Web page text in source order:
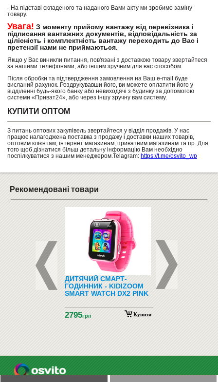
- На підставі складеного та наданого Вами акту ми зробимо заміну
товару.
Увага! З моменту прийому вантажу від перевізника і
підписання вантажних документів, відповідальність за
цілісність і комплектність вантажу переходить до Вас і
претензії нами не приймаються.
Якщо у Вас виникли питання, пов'язані з доставкою товару звертайтеся
за нашими телефонами, або іншим зручним для вас способом.
Після обробки та підтвердження замовлення на Ваш e-mail буде
висланий рахунок. Роздрукувавши його, ви можете оплатити його у
відділенні будь-якого банку або невиходячі з будинку за допомогою
системи «Приват24», або через іншу зручну вам систему.
КУПИТИ ОПТОМ
З питань оптових закупівель звертайтеся у відділ продажів. У нас
працює налагоджена поставка з продажу і доставки наших товарів,
оптовим клієнтам, інтернет магазинам, приватним магазинам та пр. Для
того щоб дізнатися більш детальну інформацію Вам необхідно
поспілкуватися з нашим менеджером.Telagram: https://t.me/osvito_wp
Рекомендовані товари
ДИТЯЧИЙ СМАРТ-
ГОДИННИК - KIDIZOOM
SMART WATCH DX2 PINK
2795грн Купити
ГУБКИ ДЛЯ
ФЛІПЧАРТА